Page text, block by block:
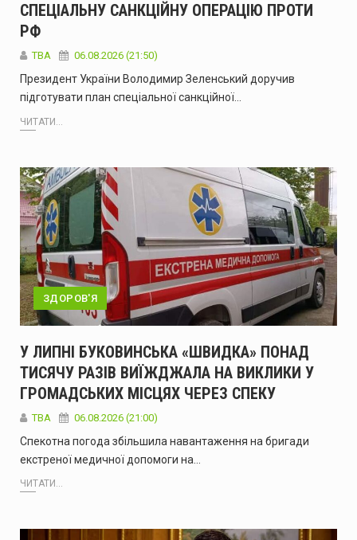
СПЕЦІАЛЬНУ САНКЦІЙНУ ОПЕРАЦІЮ ПРОТИ
РФ
ТВА 06.08.2026 (21:50)
Президент України Володимир Зеленський доручив
підготувати план спеціальної санкційної…
ЧИТАТИ...
ЗДОРОВ'Я
У ЛИПНІ БУКОВИНСЬКА «ШВИДКА» ПОНАД
ТИСЯЧУ РАЗІВ ВИЇЖДЖАЛА НА ВИКЛИКИ У
ГРОМАДСЬКИХ МІСЦЯХ ЧЕРЕЗ СПЕКУ
ТВА 06.08.2026 (21:00)
Спекотна погода збільшила навантаження на бригади
екстреної медичної допомоги на…
ЧИТАТИ...